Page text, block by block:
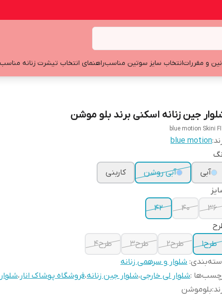
و مقرراتانتخاب سایز سوتین مناسبراهنمای انتخاب تیشرت زنانه مناسب
جین زنانه اسکنی برند بلو موشن
blue motion Skini
blue motion
آبی
آبی روشن
کاربنی
36
40
42
طرح1
طرح2 طرح3
طرح4
: شلوار و سرهمی زنانه
:شلوار لی خارجی،شلوار جین زنانه،فروشگاه پوشاک انار ،
:بلوموشن